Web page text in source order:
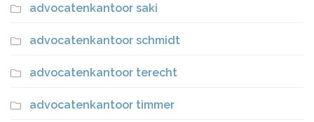
advocatenkantoor saki
advocatenkantoor schmidt
advocatenkantoor terecht
advocatenkantoor timmer